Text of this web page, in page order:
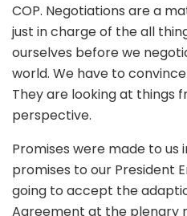
COP. Negotiations are a
just in charge of the all
ourselves before we
world. We have to
They are looking at things
perspective.
Promises were made to us
promises to our President
going to accept the
Agreement at the plenary